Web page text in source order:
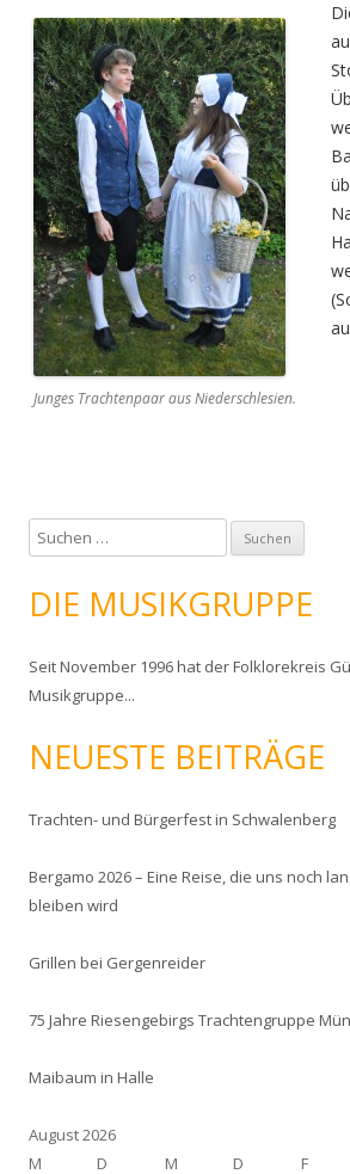
Junges Trachtenpaar aus Niederschlesien.
u
c
h
n
n
:
DIE MUSIKGRUPPE
Seit November 1996 hat der Folklorekreis
Musikgruppe...
NEUESTE BEITRÄGE
Trachten- und Bürgerfest in Schwalenberg
Bergamo 2026 – Eine Reise, die uns noch
bleiben wird
Grillen bei Gergenreider
75 Jahre Riesengebirgs Trachtengruppe
Maibaum in Halle
August 2026
M
D M D F